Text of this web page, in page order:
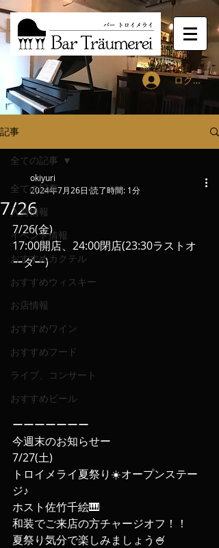
ログイン
記事
全ての記事
入荷情報
イベント情報
おすすめカクテル
おすすめウィスキー
お店情報
おすすめワイン
おすすめフード
ライブ、コンサート
おすすめビール
全ての記事
7/26
okiyuri
2024年7月26日 読了時間: 1分
7/26(金)
17:00開店、24:00閉店(23:30ラストオ
ーダー)
ーーーーーーー
今週末のお知らせー
7/27(土)
トロイメライ夏祭り☀️オープンステー
ジ♪
ホスト佐竹千絵🎹
和装でご来店の方チャージオフ！！
夏祭り気分で楽しみましょう🍧